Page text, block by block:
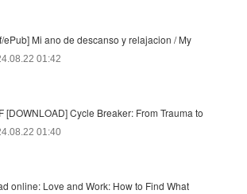
ePub] Mi ano de descanso y relajacion / My
01:42
[DOWNLOAD] Cycle Breaker: From Trauma to
01:40
online: Love and Work: How to Find What